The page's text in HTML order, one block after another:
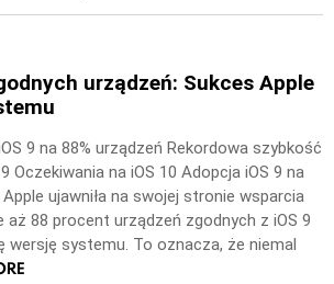
urządzeń: Sukces Apple
9 na 88% urządzeń Rekordowa szybkość
Oczekiwania na iOS 10 Adopcja iOS 9 na
ujawniła na swojej stronie wsparcia
aż 88 procent urządzeń zgodnych z iOS 9
wersję systemu. To oznacza, że niemal